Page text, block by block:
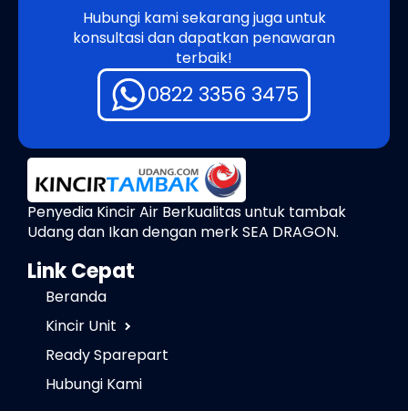
Hubungi kami sekarang juga untuk
konsultasi dan dapatkan penawaran
terbaik!
0822 3356 3475
Penyedia Kincir Air Berkualitas untuk tambak
Udang dan Ikan dengan merk SEA DRAGON.
Link Cepat
Beranda
Kincir Unit
Ready Sparepart
Hubungi Kami